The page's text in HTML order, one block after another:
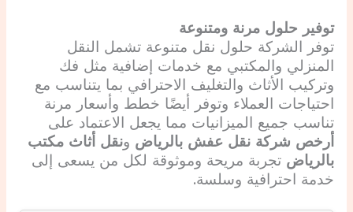
توفير حلول مرنة ومتنوعة
توفر الشركة حلول نقل متنوعة تشمل النقل
المنزلي والمكتبي مع خدمات إضافية مثل فك
وتركيب الأثاث والتغليف الاحترافي بما يتناسب مع
احتياجات العملاء وتوفر أيضًا خطط وأسعار مرنة
تناسب جميع الميزانيات مما يجعل الاعتماد على
أرخص شركة نقل عفش بالرياض ونقل أثاث مكتب
بالرياض تجربة مريحة وموثوقة لكل من يسعى إلى
خدمة احترافية وسلسة.